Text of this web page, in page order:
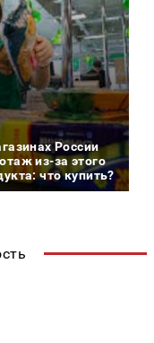
России
из-за этого
что купить?